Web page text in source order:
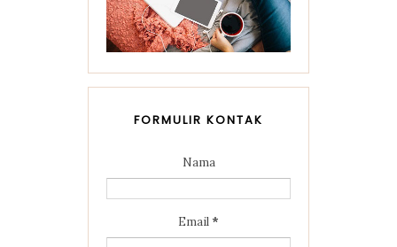
FORMULIR KONTAK
Nama
Email *